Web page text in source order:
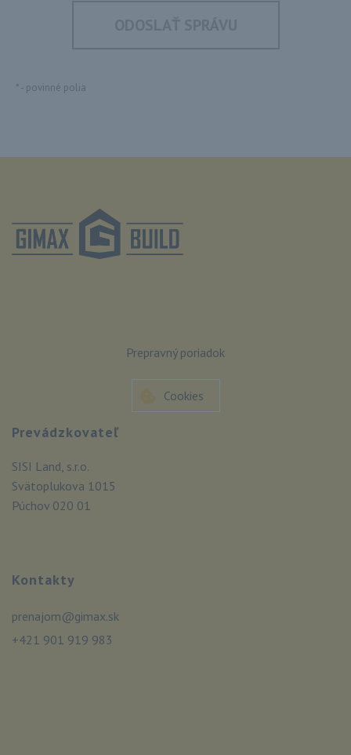
*- povinné polia
Prepravný poriadok
Cookies
Prevádzkovateľ
SISI Land, s.r.o.
Svätoplukova 1015
Púchov 020 01
Kontakty
prenajom@gimax.sk
+421 901 919 983